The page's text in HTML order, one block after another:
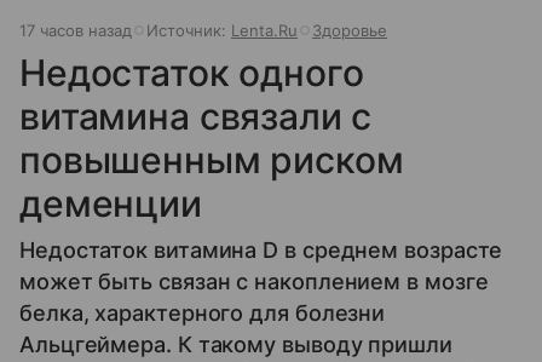
17 часов назад Источник: Lenta.Ru Здоровье
Недостаток одного
витамина связали с
повышенным риском
деменции
Недостаток витамина D в среднем возрасте
может быть связан с накоплением в мозге
белка, характерного для болезни
Альцгеймера. К такому выводу пришли